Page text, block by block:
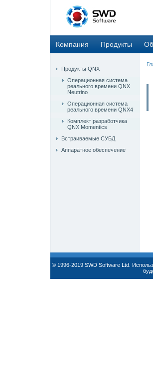
Компания Продукты
Продукты QNX
Операционная система
реального времени QNX
Neutrino
Операционная система
реального времени QNX4
Комплект разработчика
QNX Momentics
Встраиваемые СУБД
Аппаратное обеспечение
© 1996-2019 SWD Software Ltd.